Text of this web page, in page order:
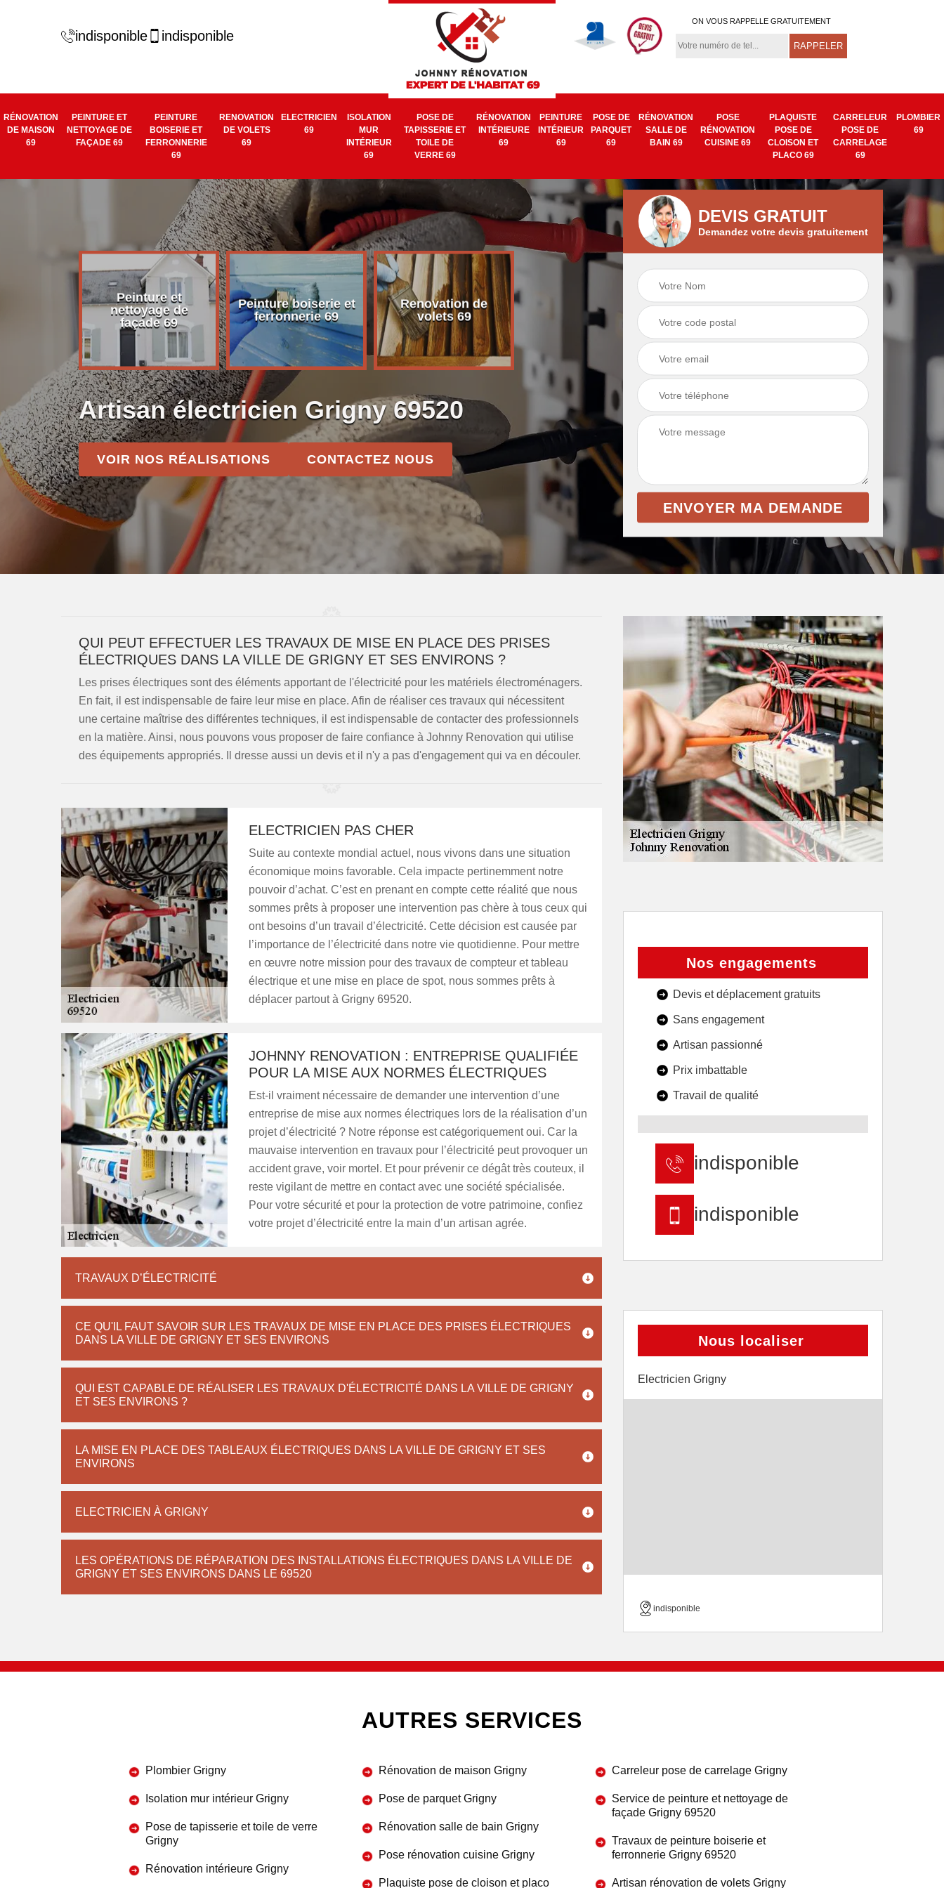
indisponible indisponible
ON VOUS RAPPELLE GRATUITEMENT
RÉNOVATION
DE MAISON
69
PEINTURE ET
NETTOYAGE DE
FAÇADE 69
PEINTURE
BOISERIE ET
FERRONNERIE
69
RENOVATION
DE VOLETS
69
ELECTRICIEN
69
ISOLATION
MUR
INTÉRIEUR
69
POSE DE
TAPISSERIE ET
TOILE DE
VERRE 69
RÉNOVATION
INTÉRIEURE
69
PEINTURE
INTÉRIEUR
69
POSE DE
PARQUET
69
RÉNOVATION
SALLE DE
BAIN 69
POSE
RÉNOVATION
CUISINE 69
PLAQUISTE
POSE DE
CLOISON ET
PLACO 69
CARRELEUR
POSE DE
CARRELAGE
69
PLOMBIER
69
Peinture et
nettoyage de
façade 69
Peinture boiserie et
ferronnerie 69
Renovation de
volets 69
Electricien 69
Isolation mur
intérieur 69
Pose de tapisserie
et toile de verre 69
Artisan électricien Grigny 69520
VOIR NOS RÉALISATIONS CONTACTEZ NOUS
DEVIS GRATUIT
Demandez votre devis gratuitement
QUI PEUT EFFECTUER LES TRAVAUX DE MISE EN PLACE DES PRISES
ÉLECTRIQUES DANS LA VILLE DE GRIGNY ET SES ENVIRONS ?
Les prises électriques sont des éléments apportant de l'électricité pour les matériels électroménagers.
En fait, il est indispensable de faire leur mise en place. Afin de réaliser ces travaux qui nécessitent
une certaine maîtrise des différentes techniques, il est indispensable de contacter des professionnels
en la matière. Ainsi, nous pouvons vous proposer de faire confiance à Johnny Renovation qui utilise
des équipements appropriés. Il dresse aussi un devis et il n'y a pas d'engagement qui va en découler.
ELECTRICIEN PAS CHER
Suite au contexte mondial actuel, nous vivons dans une situation
économique moins favorable. Cela impacte pertinemment notre
pouvoir d’achat. C’est en prenant en compte cette réalité que nous
sommes prêts à proposer une intervention pas chère à tous ceux qui
ont besoins d’un travail d’électricité. Cette décision est causée par
l’importance de l’électricité dans notre vie quotidienne. Pour mettre
en œuvre notre mission pour des travaux de compteur et tableau
électrique et une mise en place de spot, nous sommes prêts à
déplacer partout à Grigny 69520.
JOHNNY RENOVATION : ENTREPRISE QUALIFIÉE
POUR LA MISE AUX NORMES ÉLECTRIQUES
Est-il vraiment nécessaire de demander une intervention d’une
entreprise de mise aux normes électriques lors de la réalisation d’un
projet d’électricité ? Notre réponse est catégoriquement oui. Car la
mauvaise intervention en travaux pour l’électricité peut provoquer un
accident grave, voir mortel. Et pour prévenir ce dégât très couteux, il
reste vigilant de mettre en contact avec une société spécialisée.
Pour votre sécurité et pour la protection de votre patrimoine, confiez
votre projet d’électricité entre la main d’un artisan agrée.
TRAVAUX D’ÉLECTRICITÉ
CE QU'IL FAUT SAVOIR SUR LES TRAVAUX DE MISE EN PLACE DES PRISES ÉLECTRIQUES
DANS LA VILLE DE GRIGNY ET SES ENVIRONS
QUI EST CAPABLE DE RÉALISER LES TRAVAUX D'ÉLECTRICITÉ DANS LA VILLE DE GRIGNY
ET SES ENVIRONS ?
LA MISE EN PLACE DES TABLEAUX ÉLECTRIQUES DANS LA VILLE DE GRIGNY ET SES
ENVIRONS
ELECTRICIEN À GRIGNY
LES OPÉRATIONS DE RÉPARATION DES INSTALLATIONS ÉLECTRIQUES DANS LA VILLE DE
GRIGNY ET SES ENVIRONS DANS LE 69520
Nos engagements
Devis et déplacement gratuits
Sans engagement
Artisan passionné
Prix imbattable
Travail de qualité
indisponible
indisponible
Nous localiser
Electricien Grigny
indisponible
AUTRES SERVICES
Plombier Grigny
Isolation mur intérieur Grigny
Pose de tapisserie et toile de verre
Grigny
Rénovation intérieure Grigny
Rénovation de maison Grigny
Pose de parquet Grigny
Rénovation salle de bain Grigny
Pose rénovation cuisine Grigny
Plaquiste pose de cloison et placo
Carreleur pose de carrelage Grigny
Service de peinture et nettoyage de
façade Grigny 69520
Travaux de peinture boiserie et
ferronnerie Grigny 69520
Artisan rénovation de volets Grigny